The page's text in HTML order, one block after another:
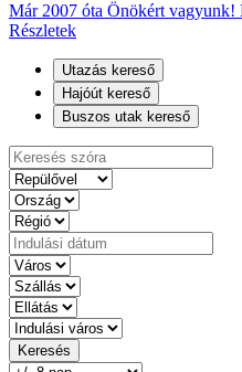
Már 2007 óta Önökért
Részletek
Utazás kereső
Hajóút kereső
Buszos utak kereső
Keresés